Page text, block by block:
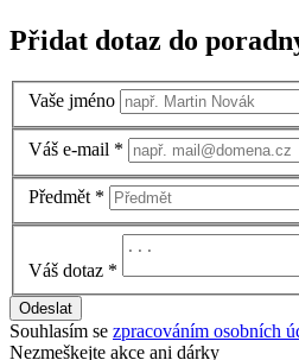
Přidat dotaz do
Vaše jméno
Váš e-mail *
Předmět *
Váš dotaz *
Odeslat
Souhlasím se zpracováním osobních
Nezmeškejte akce ani dárky